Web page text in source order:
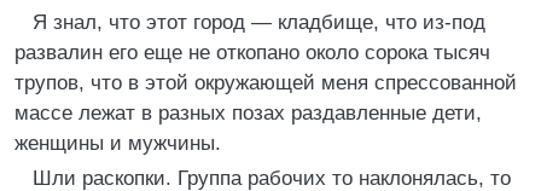
Я знал, что этот город — кладбище, что из-под
развалин его еще не откопано около сорока тысяч
трупов, что в этой окружающей меня спрессованной
массе лежат в разных позах раздавленные дети,
женщины и мужчины.
Шли раскопки. Группа рабочих то наклонялась, то